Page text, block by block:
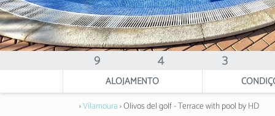
9 4 3
ALOJAMENTO
›Vilamoura› Olivos del golf - Terrace with pool by HD